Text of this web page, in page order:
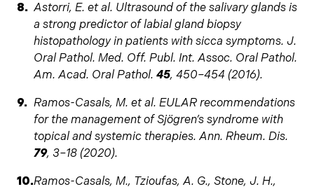
Astorri, E. et al. Ultrasound of the salivary glands is
a strong predictor of labial gland biopsy
histopathology in patients with sicca symptoms. J.
Oral Pathol. Med. Off. Publ. Int. Assoc. Oral Pathol.
Am. Acad. Oral Pathol. 45, 450–454 (2016).
Ramos-Casals, M. et al. EULAR recommendations
for the management of Sjögren’s syndrome with
topical and systemic therapies. Ann. Rheum. Dis.
79, 3–18 (2020).
Ramos-Casals, M., Tzioufas, A. G., Stone, J. H.,